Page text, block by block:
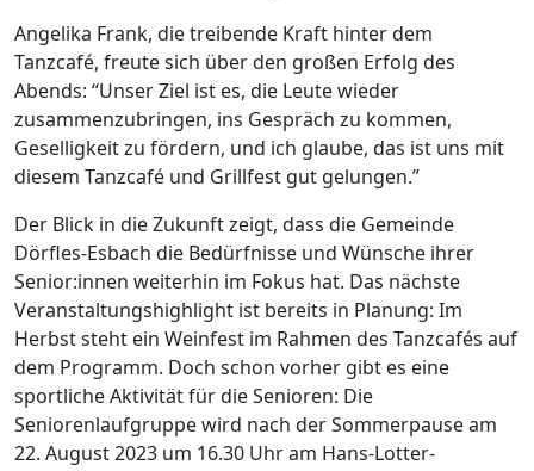
Angelika Frank, die treibende Kraft hinter dem
Tanzcafé, freute sich über den großen Erfolg des
Abends: “Unser Ziel ist es, die Leute wieder
zusammenzubringen, ins Gespräch zu kommen,
Geselligkeit zu fördern, und ich glaube, das ist uns mit
diesem Tanzcafé und Grillfest gut gelungen.”
Der Blick in die Zukunft zeigt, dass die Gemeinde
Dörfles-Esbach die Bedürfnisse und Wünsche ihrer
Senior:innen weiterhin im Fokus hat. Das nächste
Veranstaltungshighlight ist bereits in Planung: Im
Herbst steht ein Weinfest im Rahmen des Tanzcafés auf
dem Programm. Doch schon vorher gibt es eine
sportliche Aktivität für die Senioren: Die
Seniorenlaufgruppe wird nach der Sommerpause am
22. August 2023 um 16.30 Uhr am Hans-Lotter-